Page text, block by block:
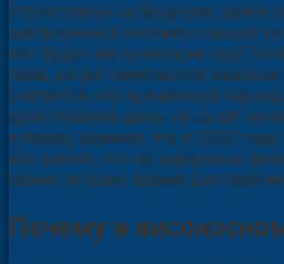
Строя планы на будущее, даже
настроенный человек спешит
нет будет наступающий год?
тема, когда намечаются важные
считается, что временной
один лишний день, не сулит
вперед, скажем, что в 2020
это значит, что по народным
самое лучшее время для
Почему в